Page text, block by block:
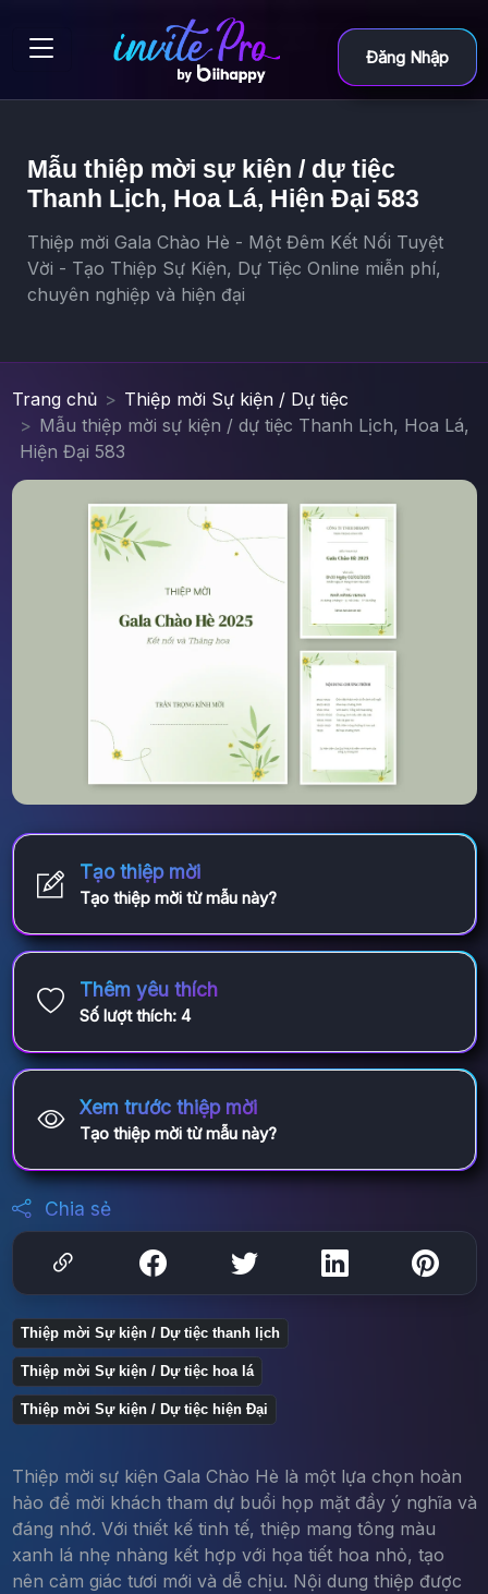
Đăng Nhập
Mẫu thiệp mời sự kiện / dự tiệc
Thanh Lịch, Hoa Lá, Hiện Đại 583
Thiệp mời Gala Chào Hè - Một Đêm Kết Nối Tuyệt
Vời - Tạo Thiệp Sự Kiện, Dự Tiệc Online miễn phí,
chuyên nghiệp và hiện đại
Trang chủ
Thiệp mời Sự kiện / Dự tiệc
Mẫu thiệp mời sự kiện / dự tiệc Thanh Lịch, Hoa Lá,
Hiện Đại 583
Tạo thiệp mời
Tạo thiệp mời từ mẫu này?
Thêm yêu thích
Số lượt thích: 4
Xem trước thiệp mời
Tạo thiệp mời từ mẫu này?
Chia sẻ
Thiệp mời Sự kiện / Dự tiệc thanh lịch
Thiệp mời Sự kiện / Dự tiệc hoa lá
Thiệp mời Sự kiện / Dự tiệc hiện Đại
Thiệp mời sự kiện Gala Chào Hè là một lựa chọn hoàn
hảo để mời khách tham dự buổi họp mặt đầy ý nghĩa và
đáng nhớ. Với thiết kế tinh tế, thiệp mang tông màu
xanh lá nhẹ nhàng kết hợp với họa tiết hoa nhỏ, tạo
nên cảm giác tươi mới và dễ chịu. Nội dung thiệp được